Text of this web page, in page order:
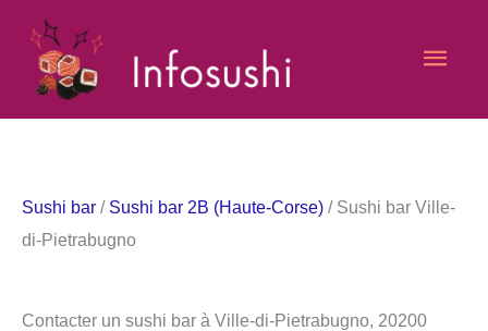
contenu
Sushi bar / Sushi bar 2B (Haute-Corse) / Sushi bar Ville-
di-Pietrabugno
Contacter un sushi bar à Ville-di-Pietrabugno, 20200